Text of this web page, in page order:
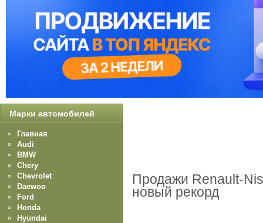
Продажи Renault-
новый рекорд
Марки автомобилей
Главная
Audi
BMW
Chery
Chevrolet
Daewoo
Ford
Honda
Hyundai